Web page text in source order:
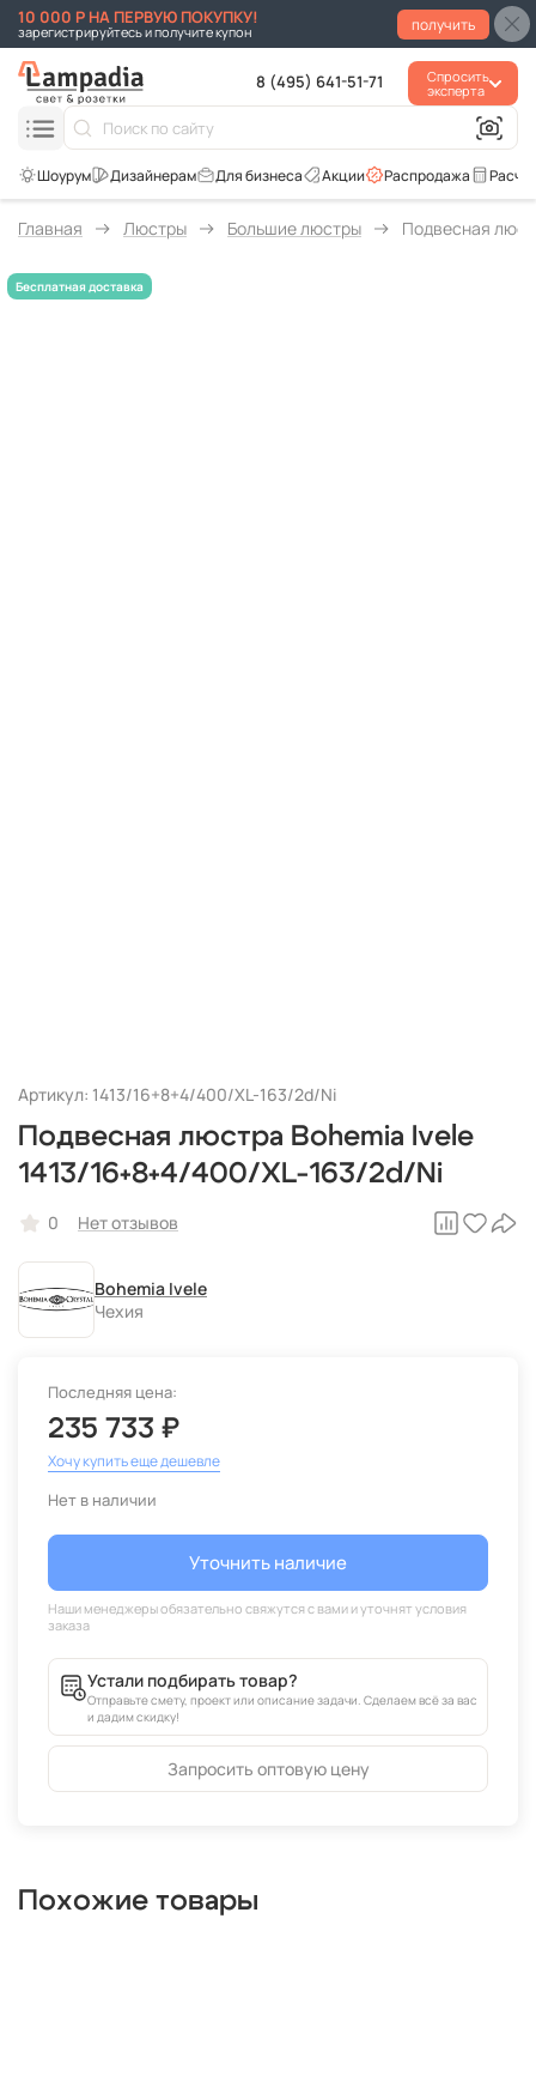
10 000 Р НА ПЕРВУЮ ПОКУПКУ!
зарегистрируйтесь и получите купон получить
8 (495) 641-51-71
Спросить
эксперта
Распродажа
Акции
Для бизнеса
Главная Люстры Большие люстры Подвесная
Артикул: 1413/16+8+4/400/XL-163/2d/Ni
Подвесная люстра Bohemia Ivele
1413/16+8+4/400/XL-163/2d/Ni
0 Нет отзывов
Bohemia Ivele
Чехия
Последняя цена:
235 733 ₽
Хочу купить еще дешевле
Нет в наличии
Уточнить наличие
Устали подбирать товар?
Отправьте смету, проект или описание задачи. Сделаем всё за вас
и дадим скидку!
Запросить оптовую цену
Похожие товары